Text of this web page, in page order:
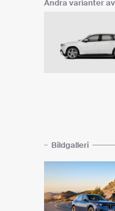
Andra varianter av
Bildgalleri